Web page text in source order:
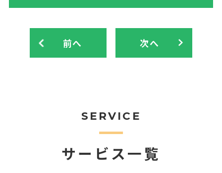
前へ 次へ
SERVICE
サービス一覧